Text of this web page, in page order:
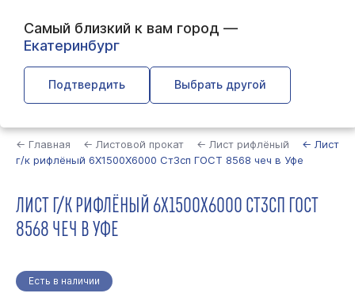
Самый близкий к вам город —
Екатеринбург
Подтвердить Выбрать другой
← Главная ← Листовой прокат ← Лист рифлёный
← Лист
г/к рифлёный 6Х1500Х6000 Ст3сп ГОСТ 8568 чеч в Уфе
ЛИСТ Г/К РИФЛЁНЫЙ 6Х1500Х6000 СТ3СП ГОСТ
8568 ЧЕЧ В УФЕ
Есть в наличии